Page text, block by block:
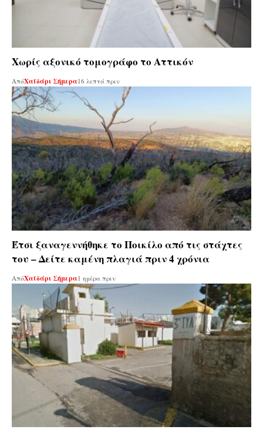
Χωρίς αξονικό τομογράφο το Αττικόν
ΑπόΧαϊδάρι Σήμερα 16 λεπτά πριν
Έτσι ξαναγεννήθηκε το Ποικίλο από τις στάχτες
του – Δείτε καμένη πλαγιά πριν 4 χρόνια
ΑπόΧαϊδάρι Σήμερα 1 ημέρα πριν